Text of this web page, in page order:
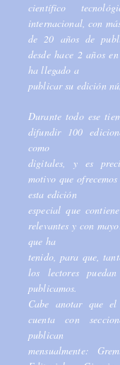
científico
internacional, con
de 20 años de
desde hace 2 años
ha llegado a
publicar su edición
Durante todo ese
difundir 100
como
digitales, y es
motivo que
esta edición
especial que
relevantes y con
que ha
tenido, para que,
los lectores
publicamos.
Cabe anotar que
cuenta con
publican
mensualmente: